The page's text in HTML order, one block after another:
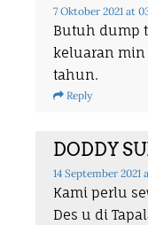
7 Oktober 2021 at
Butuh dump
keluaran min
tahun.
Reply
DODDY
14 September 2021
Kami perlu
Des u di